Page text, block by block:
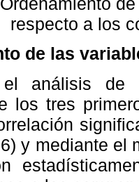
respecto a los
de las
análisis de
los tres
y mediante el